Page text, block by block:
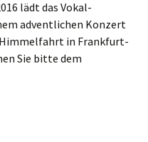
lädt das Vokal-
adventlichen Konzert
Himmelfahrt in Frankfurt-
Sie bitte dem